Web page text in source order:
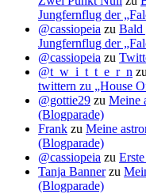
Jungfernflug der
@cassiopeia zu Bald
Jungfernflug der
@cassiopeia zu
@t_w_i_t_t_e_r_n zu
twittern zu „House
@gottie29 zu Meine
(Blogparade)
Frank zu Meine
(Blogparade)
@cassiopeia zu
Tanja Bannerzu
(Blogparade)